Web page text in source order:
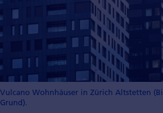
Vulcano Wohnhäuser in Zürich Altstetten
Grund).